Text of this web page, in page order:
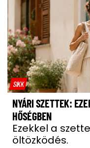
SIKK
NYÁRI SZETTEK:
HŐSÉGBEN
Ezekkel a
öltözködés.